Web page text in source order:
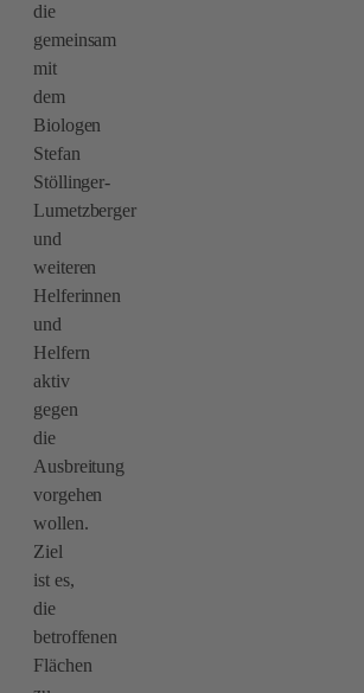
die
gemeinsam
mit
dem
Biologen
Stefan
Stöllinger-
Lumetzberger
und
weiteren
Helferinnen
und
Helfern
aktiv
gegen
die
Ausbreitung
vorgehen
wollen.
Ziel
ist es,
die
betroffenen
Flächen